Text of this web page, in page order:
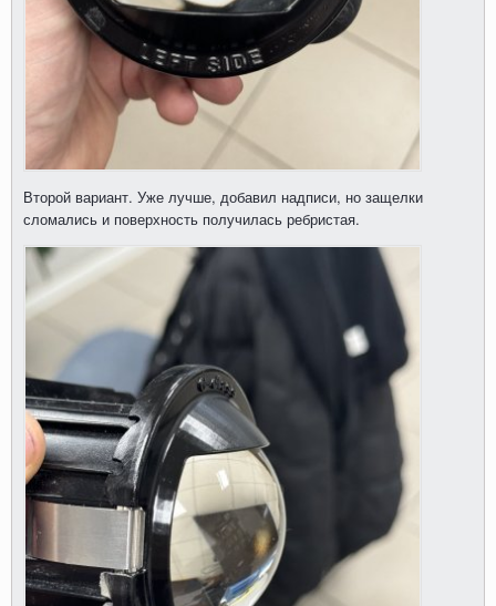
Второй вариант. Уже лучше, добавил надписи, но защелки
сломались и поверхность получилась ребристая.